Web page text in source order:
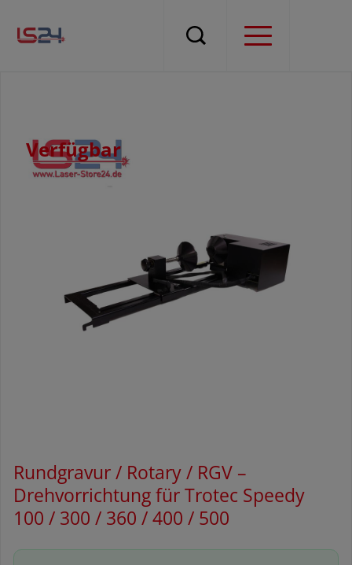
Verfügbar
Rundgravur / Rotary / RGV –
Drehvorrichtung für Trotec Speedy
100 / 300 / 360 / 400 / 500